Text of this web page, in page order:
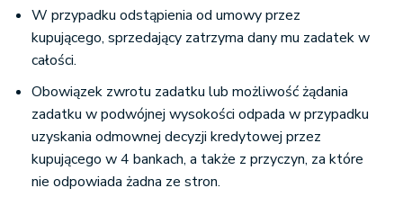
W przypadku odstąpienia od umowy przez
kupującego, sprzedający zatrzyma dany mu zadatek w
całości.
Obowiązek zwrotu zadatku lub możliwość żądania
zadatku w podwójnej wysokości odpada w przypadku
uzyskania odmownej decyzji kredytowej przez
kupującego w 4 bankach, a także z przyczyn, za które
nie odpowiada żadna ze stron.